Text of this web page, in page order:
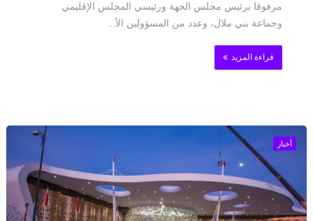
مرفوقا برئيس مجلس الجهة ورئيسي المجلس الإقليمي
وجماعة بني ملال، وعدد من المسؤولين الأ...
قراءة المزيد
أخبار